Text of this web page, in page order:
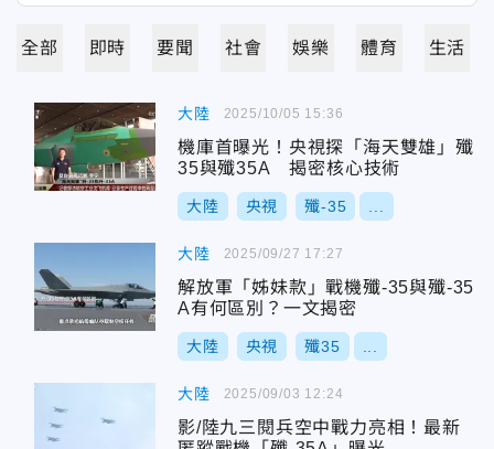
全部 即時 要聞 社會 娛樂 體育 生活
大陸
機庫首曝光！央視探「海天雙雄」殲
35與殲35A 揭密核心技術
大陸 央視 殲-35
2025/10/05 15:36
大陸
解放軍「姊妹款」戰機殲-35與殲-35
A有何區別？一文揭密
大陸 央視 殲35
2025/09/27 17:27
大陸
影/陸九三閱兵空中戰力亮相！最新
2025/09/03 12:24